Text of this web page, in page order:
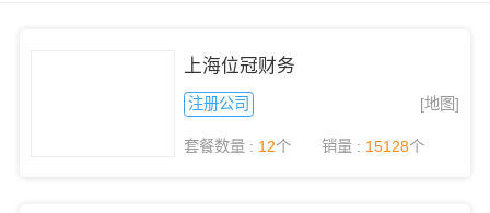
上海位冠财务
注册公司 [地图]
套餐数量 : 12个 销量 : 15128个